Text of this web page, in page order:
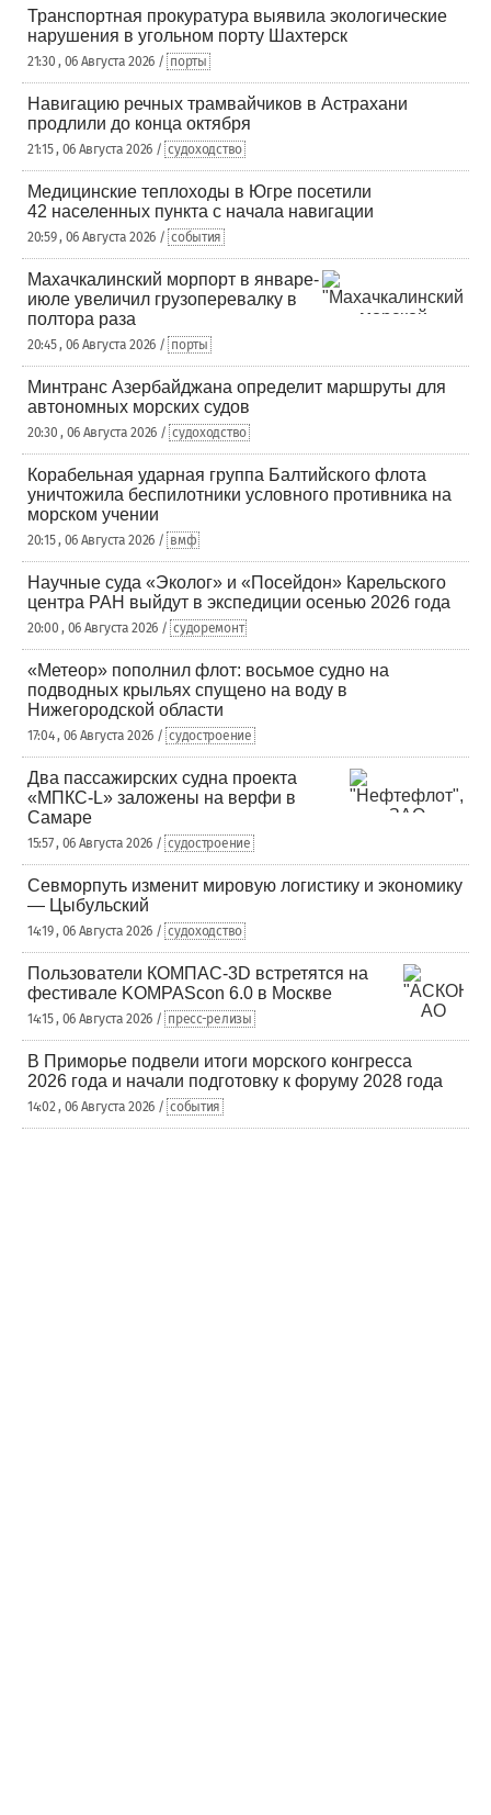
Транспортная прокуратура выявила экологические
нарушения в угольном порту Шахтерск
21:30 , 06 Августа 2026 / порты
Навигацию речных трамвайчиков в Астрахани
продлили до конца октября
21:15 , 06 Августа 2026 / судоходство
Медицинские теплоходы в Югре посетили
42 населенных пункта с начала навигации
20:59 , 06 Августа 2026 / события
Махачкалинский морпорт в январе-
июле увеличил грузоперевалку в
полтора раза
20:45 , 06 Августа 2026 / порты
Минтранс Азербайджана определит маршруты для
автономных морских судов
20:30 , 06 Августа 2026 / судоходство
Корабельная ударная группа Балтийского флота
уничтожила беспилотники условного противника на
морском учении
20:15 , 06 Августа 2026 / вмф
Научные суда «Эколог» и «Посейдон» Карельского
центра РАН выйдут в экспедиции осенью 2026 года
20:00 , 06 Августа 2026 / судоремонт
«Метеор» пополнил флот: восьмое судно на
подводных крыльях спущено на воду в
Нижегородской области
17:04 , 06 Августа 2026 / судостроение
Два пассажирских судна проекта
«МПКС-L» заложены на верфи в
Самаре
15:57 , 06 Августа 2026 / судостроение
Севморпуть изменит мировую логистику и экономику
— Цыбульский
14:19 , 06 Августа 2026 / судоходство
Пользователи КОМПАС-3D встретятся на
фестивале KOMPAScon 6.0 в Москве
14:15 , 06 Августа 2026 / пресс-релизы
В Приморье подвели итоги морского конгресса
2026 года и начали подготовку к форуму 2028 года
14:02 , 06 Августа 2026 / события